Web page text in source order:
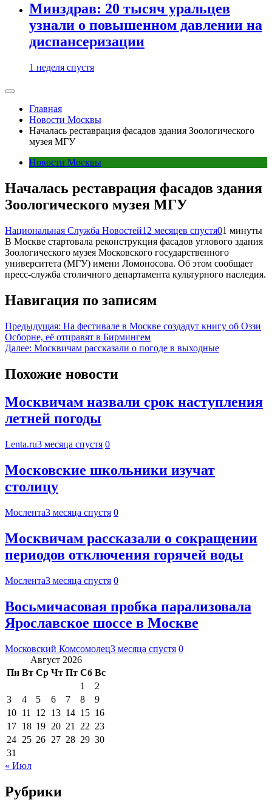
Минздрав: 20 тысяч уральцев
узнали о повышенном давлении на
диспансеризации
1 неделя спустя
Главная
Новости Москвы
Началась реставрация фасадов здания Зоологического
музея МГУ
Новости Москвы
Началась реставрация фасадов здания
Зоологического музея МГУ
Национальная Служба Новостей12 месяцев спустя01 минуты
В Москве стартовала реконструкция фасадов углового здания
Зоологического музея Московского государственного
университета (МГУ) имени Ломоносова. Об этом сообщает
пресс-служба столичного департамента культурного наследия.
Навигация по записям
Предыдущая: На фестивале в Москве создадут книгу об Оззи
Осборне, её отправят в Бирмингем
Далее: Москвичам рассказали о погоде в выходные
Похожие новости
Москвичам назвали срок наступления
летней погоды
Lenta.ru3 месяца спустя 0
Московские школьники изучат
столицу
Мослента3 месяца спустя 0
Москвичам рассказали о сокращении
периодов отключения горячей воды
Мослента3 месяца спустя 0
Восьмичасовая пробка парализовала
Ярославское шоссе в Москве
Московский Комсомолец3 месяца спустя 0
Август 2026
Пн Вт Ср Чт Пт Сб Вс
1
2
3
4 5 6 7 8
9
10 11 12 13 14 15 16
17 18 19 20 21 22 23
24 25 26 27 28 29 30
31
« Июл
Рубрики